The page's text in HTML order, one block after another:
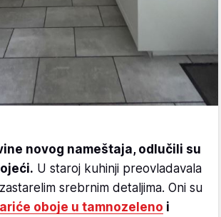
novog nameštaja, odlučili su
U staroj kuhinji preovladavala
srebrnim detaljima. Oni su
oboje u tamnozeleno i